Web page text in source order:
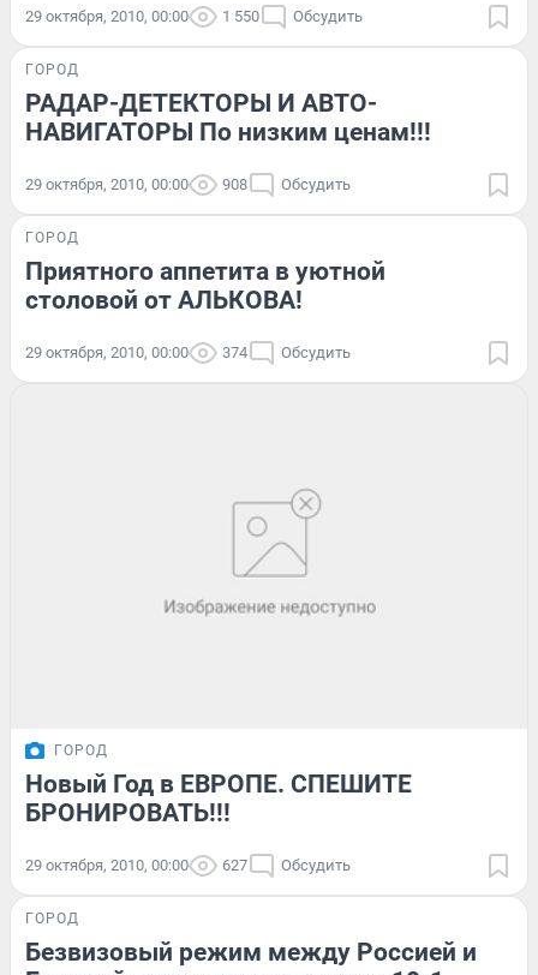
29 октября, 2010, 00:00 1 550 Обсудить
ГОРОД
РАДАР-ДЕТЕКТОРЫ И АВТО-
НАВИГАТОРЫ По низким ценам!!!
29 октября, 2010, 00:00 908 Обсудить
ГОРОД
Приятного аппетита в уютной
столовой от АЛЬКОВА!
29 октября, 2010, 00:00 374 Обсудить
ГОРОД
Новый Год в ЕВРОПЕ. СПЕШИТЕ
БРОНИРОВАТЬ!!!
29 октября, 2010, 00:00 627 Обсудить
ГОРОД
Безвизовый режим между Россией и